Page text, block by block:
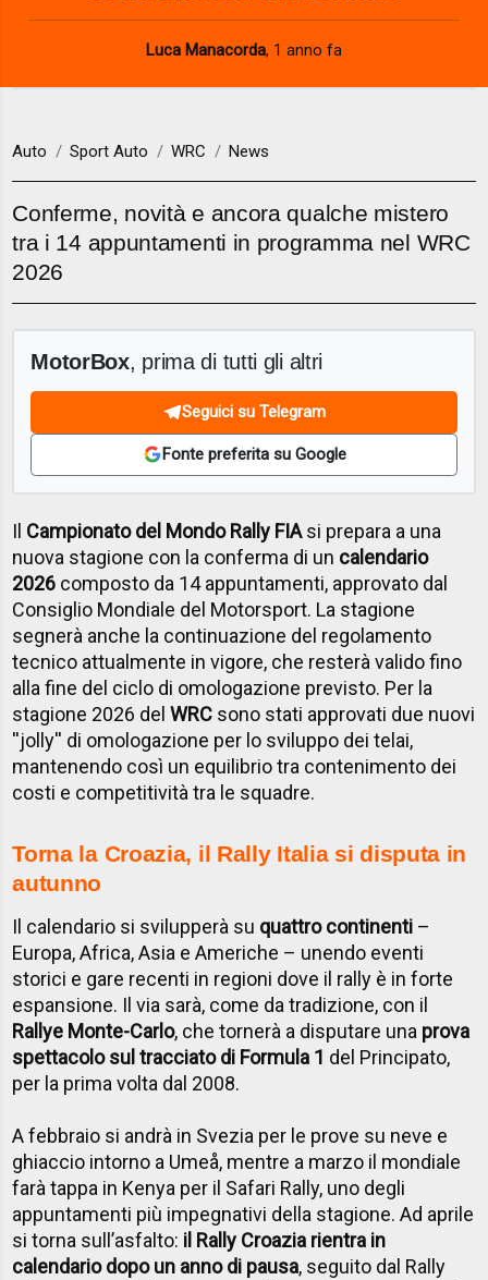
Luca Manacorda, 1 anno fa
Auto Sport Auto WRC News
Conferme, novità e ancora qualche mistero
tra i 14 appuntamenti in programma nel WRC
2026
MotorBox, prima di tutti gli altri
Seguici su Telegram
Fonte preferita su Google
Il Campionato del Mondo Rally FIAsi prepara a una
nuova stagione con la conferma di un calendario
2026 composto da 14 appuntamenti, approvato dal
Consiglio Mondiale del Motorsport. La stagione
segnerà anche la continuazione del regolamento
tecnico attualmente in vigore, che resterà valido fino
alla fine del ciclo di omologazione previsto. Per la
stagione 2026 delWRC sono stati approvati due nuovi
''jolly'' di omologazione per lo sviluppo dei telai,
mantenendo così un equilibrio tra contenimento dei
costi e competitività tra le squadre.
Torna la Croazia, il Rally Italia si disputa in
autunno
Il calendario si svilupperà su quattro continenti –
Europa, Africa, Asia e Americhe – unendo eventi
storici e gare recenti in regioni dove il rally è in forte
espansione. Il via sarà, come da tradizione, con il
Rallye Monte-Carlo, che tornerà a disputare una prova
spettacolo sul tracciato di Formula 1 del Principato,
per la prima volta dal 2008.
A febbraio si andrà in Svezia per le prove su neve e
ghiaccio intorno a Umeå, mentre a marzo il mondiale
farà tappa in Kenya per il Safari Rally, uno degli
appuntamenti più impegnativi della stagione. Ad aprile
si torna sull’asfalto: il Rally Croazia rientra in
calendario dopo un anno di pausa, seguito dal Rally